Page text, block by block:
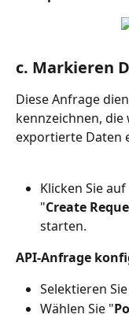
c. Markieren
Diese Anfrage
kennzeichnen,
exportierte Daten
Klicken Sie auf
"Create
starten.
API-Anfrage
Selektieren
Wählen Sie "